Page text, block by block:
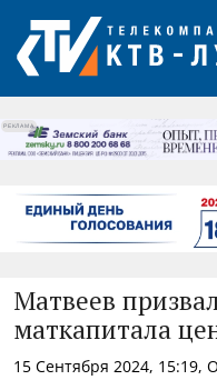
РЕКЛАМА
Матвеев
маткапитала
15 Сентября 2024, 15:19,